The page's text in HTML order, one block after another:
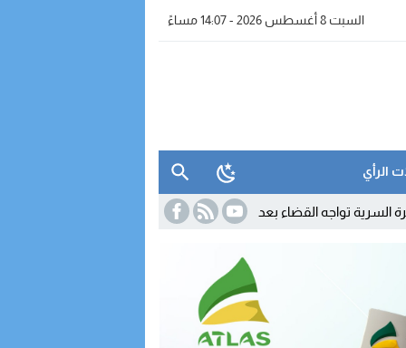
السبت 8 أغسطس 2026 - 14:07 مساءً
الرأي
القضاء بعد نشر معطيات مضللة 11:55 تحول دبلوماسي لافت..